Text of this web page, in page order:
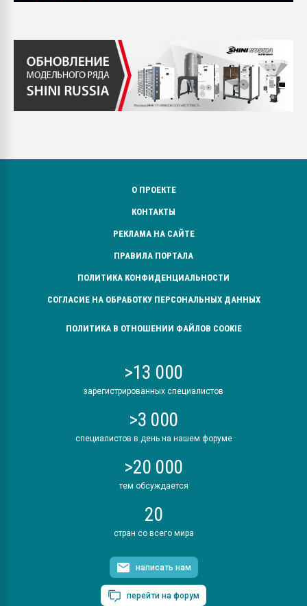
О ПРОЕКТЕ
КОНТАКТЫ
РЕКЛАМА НА САЙТЕ
ПРАВИЛА ПОРТАЛА
ПОЛИТИКА КОНФИДЕНЦИАЛЬНОСТИ
СОГЛАСИЕ НА ОБРАБОТКУ ПЕРСОНАЛЬНЫХ ДАННЫХ
ПОЛИТИКА В ОТНОШЕНИИ ФАЙЛОВ COOKIE
>13 000
зарегистрированных специалистов
>3 000
специалистов в день на нашем форуме
>20 000
тем обсуждается
20
стран со всего мира
написать нам
перейти на форум